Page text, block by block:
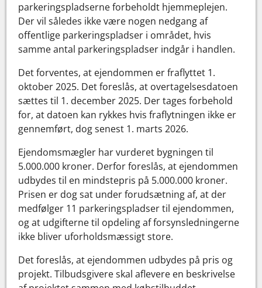
parkeringspladserne forbeholdt hjemmeplejen.
Der vil således ikke være nogen nedgang af
offentlige parkeringspladser i området, hvis
samme antal parkeringspladser indgår i handlen.
Det forventes, at ejendommen er fraflyttet 1.
oktober 2025. Det foreslås, at overtagelsesdatoen
sættes til 1. december 2025. Der tages forbehold
for, at datoen kan rykkes hvis fraflytningen ikke er
gennemført, dog senest 1. marts 2026.
Ejendomsmægler har vurderet bygningen til
5.000.000 kroner. Derfor foreslås, at ejendommen
udbydes til en mindstepris på 5.000.000 kroner.
Prisen er dog sat under forudsætning af, at der
medfølger 11 parkeringspladser til ejendommen,
og at udgifterne til opdeling af forsynsledningerne
ikke bliver uforholdsmæssigt store.
Det foreslås, at ejendommen udbydes på pris og
projekt. Tilbudsgivere skal aflevere en beskrivelse